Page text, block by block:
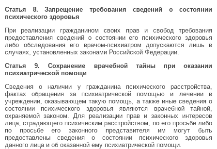
Статья 8. Запрещение требования сведений о состоянии
психического здоровья
При реализации гражданином своих прав и свобод требования
предоставления сведений о состоянии его психического здоровья
либо обследования его врачом-психиатром допускаются лишь в
случаях, установленных законами Российской Федерации.
Статья 9. Сохранение врачебной тайны при оказании
психиатрической помощи
Сведения о наличии у гражданина психического расстройства,
фактах обращения за психиатрической помощью и лечении в
учреждении, оказывающем такую помощь, а также иные сведения о
состоянии психического здоровья являются врачебной тайной,
охраняемой законом. Для реализации прав и законных интересов
лица, страдающего психическим расстройством, по его просьбе либо
по просьбе его законного представителя им могут быть
предоставлены сведения о состоянии психического здоровья
данного лица и об оказанной ему психиатрической помощи.